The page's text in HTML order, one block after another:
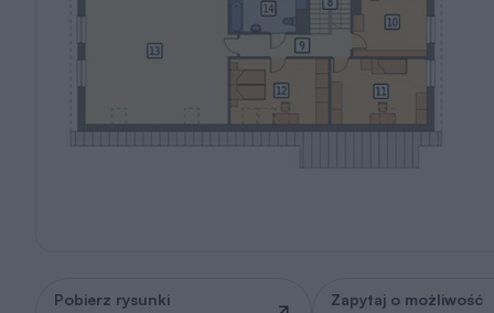
Pobierz rysunki
Zapytaj o możliwość